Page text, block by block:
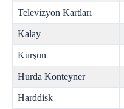
Televizyon Kartları
Kalay
Kurşun
Hurda Konteyner
Harddisk